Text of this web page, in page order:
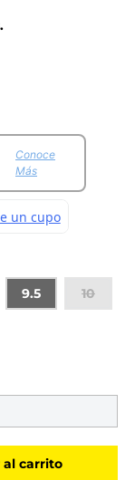
Conoce
Más
9.5 10
carrito